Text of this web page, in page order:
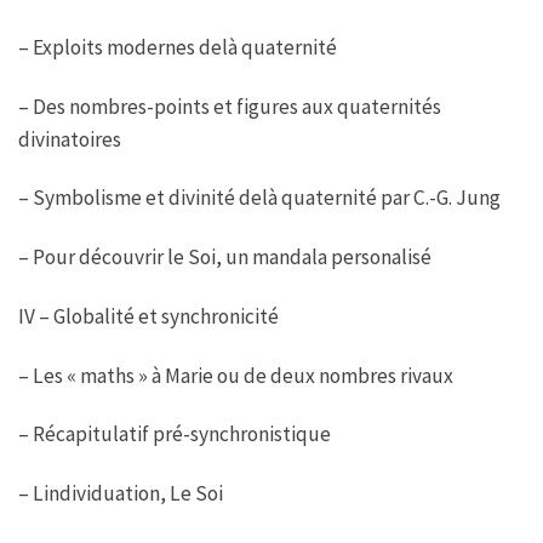
– Exploits modernes delà quaternité
– Des nombres-points et figures aux quaternités
divinatoires
– Symbolisme et divinité delà quaternité par C.-G. Jung
– Pour découvrir le Soi, un mandala personalisé
IV – Globalité et synchronicité
– Les « maths » à Marie ou de deux nombres rivaux
– Récapitulatif pré-synchronistique
– Lindividuation, Le Soi